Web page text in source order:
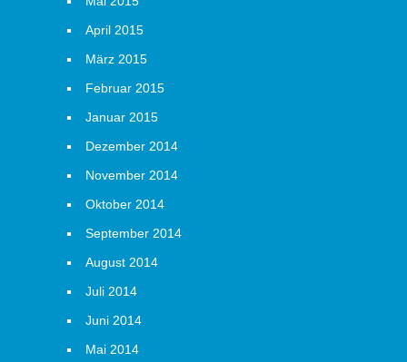
April 2015
März 2015
Februar 2015
Januar 2015
Dezember 2014
November 2014
Oktober 2014
September 2014
August 2014
Juli 2014
Juni 2014
Mai 2014